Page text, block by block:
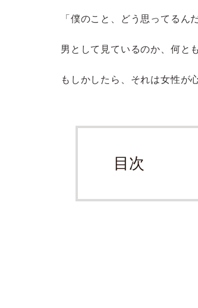
「僕のこと、どう思ってるん
男として見ているのか、何と
もしかしたら、それは女性が
目次